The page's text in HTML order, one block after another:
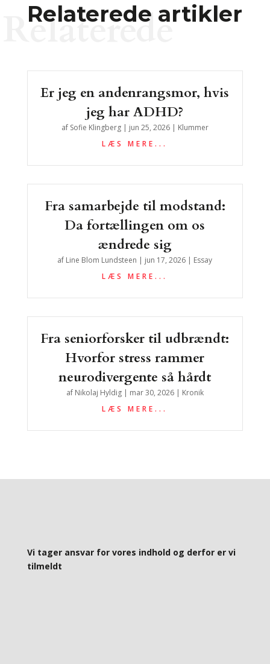
Relaterede artikler
Relaterede
Er jeg en andenrangsmor, hvis
jeg har ADHD?
af Sofie Klingberg| jun 25, 2026| Klummer
LÆS MERE...
Fra samarbejde til modstand:
Da fortællingen om os
ændrede sig
af Line Blom Lundsteen | jun 17, 2026 | Essay
LÆS MERE...
Fra seniorforsker til udbrændt:
Hvorfor stress rammer
neurodivergente så hårdt
af Nikolaj Hyldig| mar 30, 2026| Kronik
LÆS MERE...
Vi tager ansvar for vores indhold og derfor er vi
tilmeldt